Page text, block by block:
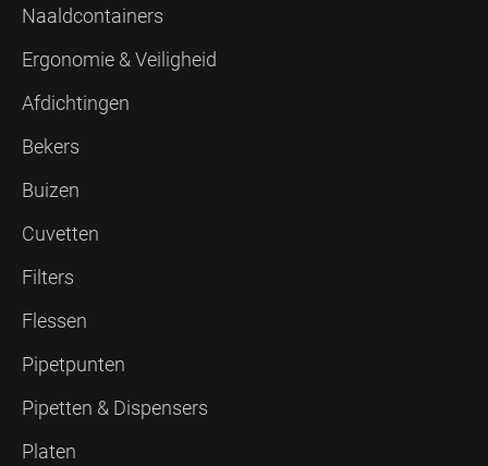
Naaldcontainers
Ergonomie & Veiligheid
Afdichtingen
Bekers
Buizen
Cuvetten
Filters
Flessen
Pipetpunten
Pipetten & Dispensers
Platen